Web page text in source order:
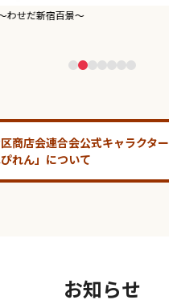
だ新宿百景～
商店会連合会公式キャラクター
ぴれん」について
お知らせ